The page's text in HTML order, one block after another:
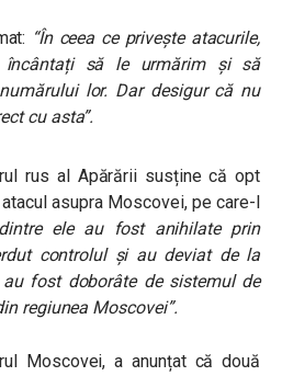
“În ceea ce privește atacurile,
încântați să le urmărim și să
lor. Dar desigur că nu
cu asta”.
rus al Apărării susține că opt
asupra Moscovei, pe care-l
dintre ele au fost anihilate prin
controlul și au deviat de la
fost doborâte de sistemul de
regiunea Moscovei”.
Moscovei, a anunțat că două